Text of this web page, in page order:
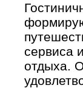
сервиса
отдыха.